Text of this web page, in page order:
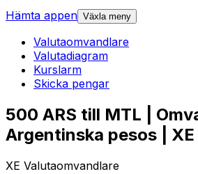
Hämta appen Växla meny
Valutaomvandlare
Valutadiagram
Kurslarm
Skicka pengar
500 ARS till MTL |
Argentinska pesos | XE
XE Valutaomvandlare